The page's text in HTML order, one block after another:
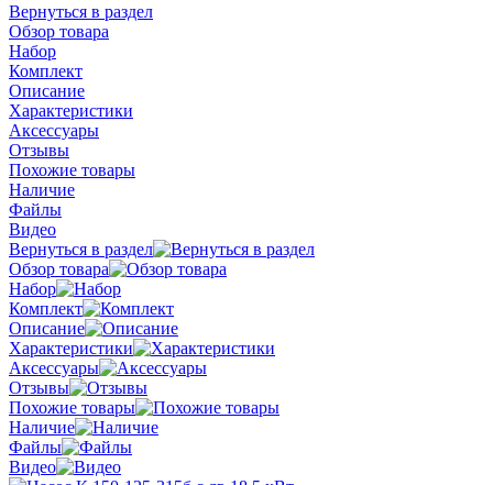
Вернуться в раздел
Обзор товара
Набор
Комплект
Описание
Характеристики
Аксессуары
Отзывы
Похожие товары
Наличие
Файлы
Видео
Вернуться в раздел
Обзор товара
Набор
Комплект
Описание
Характеристики
Аксессуары
Отзывы
Похожие товары
Наличие
Файлы
Видео